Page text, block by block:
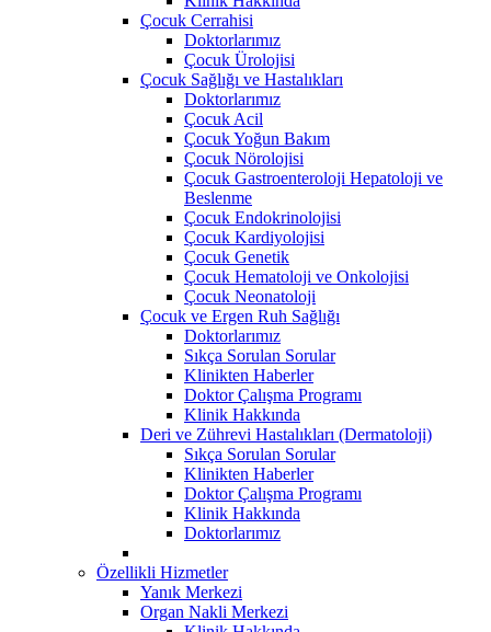
Çocuk Cerrahisi
Doktorlarımız
Çocuk Ürolojisi
Çocuk Sağlığı ve Hastalıkları
Doktorlarımız
Çocuk Acil
Çocuk Yoğun Bakım
Çocuk Nörolojisi
Çocuk Gastroenteroloji Hepatoloji ve
Beslenme
Çocuk Endokrinolojisi
Çocuk Kardiyolojisi
Çocuk Genetik
Çocuk Hematoloji ve Onkolojisi
Çocuk Neonatoloji
Çocuk ve Ergen Ruh Sağlığı
Doktorlarımız
Sıkça Sorulan Sorular
Klinikten Haberler
Doktor Çalışma Programı
Klinik Hakkında
Deri ve Zührevi Hastalıkları (Dermatoloji)
Sıkça Sorulan Sorular
Klinikten Haberler
Doktor Çalışma Programı
Klinik Hakkında
Doktorlarımız
Özellikli Hizmetler
Yanık Merkezi
Organ Nakli Merkezi